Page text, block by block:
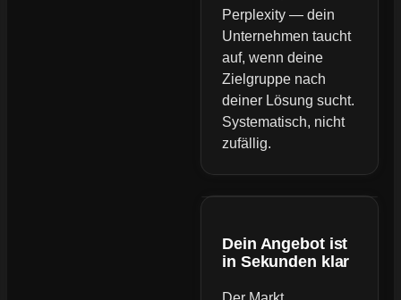
Perplexity — dein
Unternehmen taucht
auf, wenn deine
Zielgruppe nach
deiner Lösung sucht.
Systematisch, nicht
zufällig.
Dein Angebot ist
in Sekunden klar